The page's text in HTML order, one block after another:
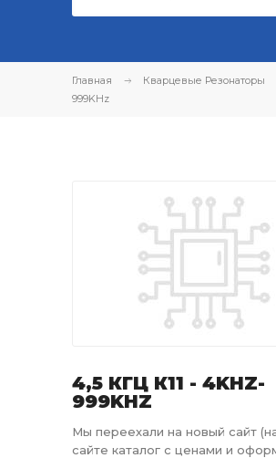
Главная Кварцевые Резонаторы
999KHz
4,5 КГЦ К11 - 4KHZ-
999KHZ
Мы переехали на новый сайт
сайте каталог с ценами и